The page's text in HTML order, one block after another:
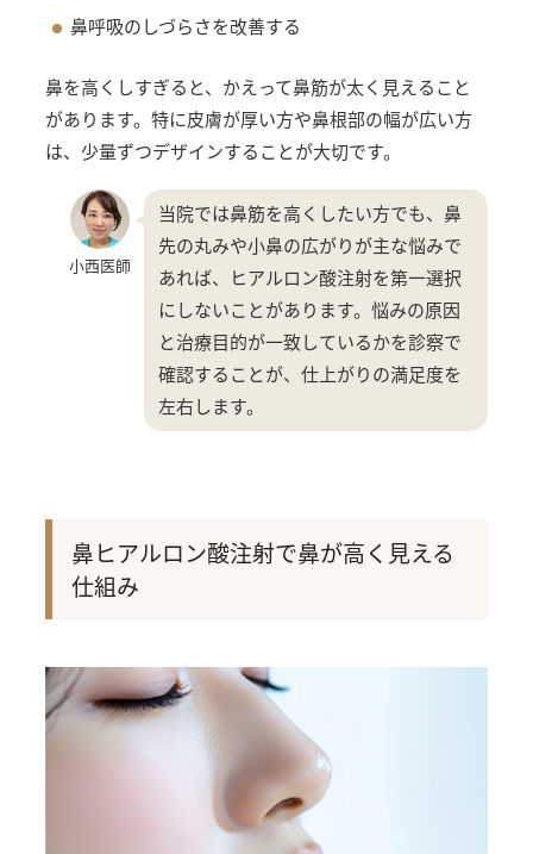
鼻呼吸のしづらさを改善する
鼻を高くしすぎると、かえって鼻筋が太く見えること
があります。特に皮膚が厚い方や鼻根部の幅が広い方
は、少量ずつデザインすることが大切です。
小西医師
当院では鼻筋を高くしたい方でも、鼻
先の丸みや小鼻の広がりが主な悩みで
あれば、ヒアルロン酸注射を第一選択
にしないことがあります。悩みの原因
と治療目的が一致しているかを診察で
確認することが、仕上がりの満足度を
左右します。
鼻ヒアルロン酸注射で鼻が高く見える
仕組み